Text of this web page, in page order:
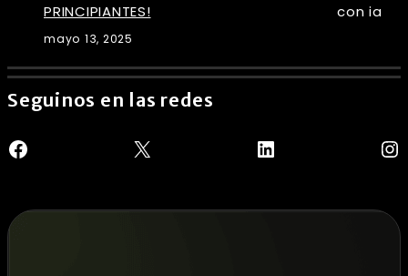
PRINCIPIANTES!
mayo 13, 2025
Seguinos en las redes
Facebook X LinkedIn